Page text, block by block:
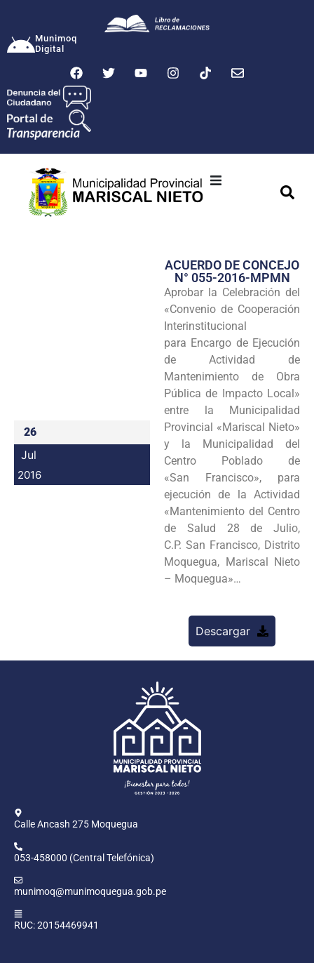
Munimoq
Digital
Transparencia
Programas
Intranet
26
Jul
2016
ACUERDO DE CONCEJO
N° 055-2016-MPMN
Aprobar la Celebración del
«Convenio de Cooperación
Interinstitucional
para Encargo de Ejecución
de Actividad de
Mantenimiento de Obra
Pública de Impacto Local»
entre la Municipalidad
Provincial «Mariscal Nieto»
y la Municipalidad del
Centro Poblado de
«San Francisco», para
ejecución de la Actividad
«Mantenimiento del Centro
de Salud 28 de Julio,
C.P. San Francisco, Distrito
Moquegua, Mariscal Nieto
– Moquegua»…
Descargar
Calle Ancash 275 Moquegua
053-458000 (Central Telefónica)
munimoq@munimoquegua.gob.pe
RUC: 20154469941